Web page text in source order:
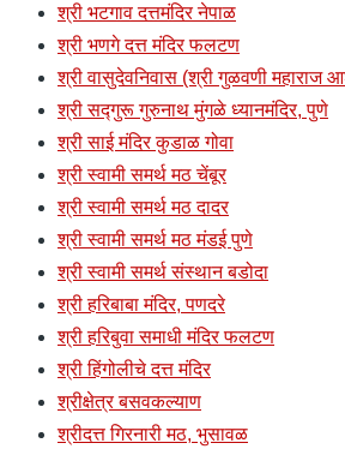
श्री भटगाव दत्तमंदिर नेपाळ
श्री भणगे दत्त मंदिर फलटण
श्री वासुदेवनिवास (श्री गुळवणी महाराज
श्री सद्गुरू गुरुनाथ मुंगळे ध्यानमंदिर, पुणे
श्री साई मंदिर कुडाळ गोवा
श्री स्वामी समर्थ मठ चेंबूर
श्री स्वामी समर्थ मठ दादर
श्री स्वामी समर्थ मठ मंडई पुणे
श्री स्वामी समर्थ संस्थान बडोदा
श्री हरिबाबा मंदिर, पणदरे
श्री हरिबुवा समाधी मंदिर फलटण
श्री हिंगोलीचे दत्त मंदिर
श्रीक्षेत्र बसवकल्याण
श्रीदत्त गिरनारी मठ, भुसावळ